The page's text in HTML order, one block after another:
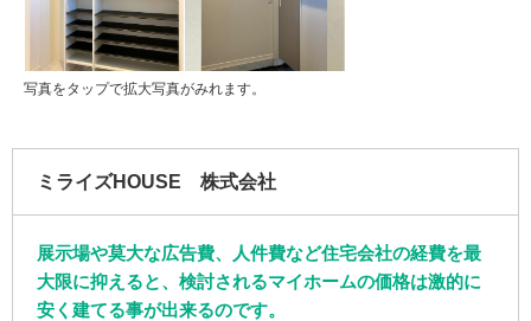
写真をタップで拡大写真がみれます。
ミライズHOUSE 株式会社
展示場や莫大な広告費、人件費など住宅会社の経費を最
大限に抑えると、検討されるマイホームの価格は激的に
安く建てる事が出来るのです。